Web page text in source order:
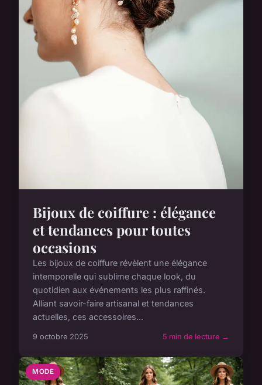
Bijoux de coiffure : élégance
et tendances pour toutes
occasions
Les bijoux de coiffure révèlent une élégance
intemporelle qui sublime chaque look, du
quotidien aux événements les plus raffinés.
Alliant savoir-faire artisanal et tendances
actuelles, ces accessoires...
9 octobre 2025 5 min de lecture →
MODE